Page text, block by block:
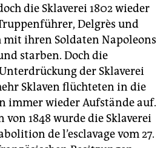
die Sklaverei 1802 wieder
Delgrès und
mit ihren Soldaten Napoleons
starben. Doch die
der Sklaverei
Sklaven flüchteten in die
immer wieder Aufstände auf.
von 1848 wurde die Sklaverei
de l’esclavage vom 27.